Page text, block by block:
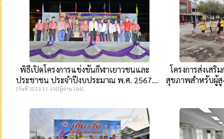
พิธีเปิดโครงการแข่งขันกีฬาเยาวชนและ
ประชาชน ประจำปีงบประมาณ พ.ศ. 2567...
[วันที่ 2023-11-19][ผู้อ่าน 184]
โครงการส่งเสริ
สุขภาพสำหรับผู้สู